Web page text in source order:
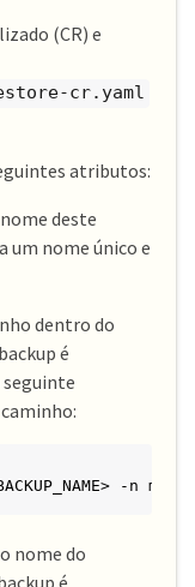
(CR) e
cr.yaml
atributos:
deste
um nome único e
dentro do
é
seguinte
-n
nome do
é